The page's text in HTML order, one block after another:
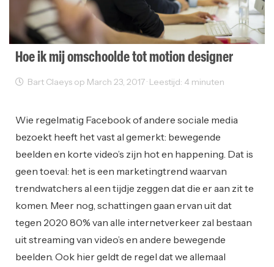
Hoe ik mij omschoolde tot motion designer
Bart Claeys op March 23, 2017 · Leestijd: 4 minuten
Wie regelmatig Facebook of andere sociale media
bezoekt heeft het vast al gemerkt: bewegende
beelden en korte video’s zijn hot en happening. Dat is
geen toeval: het is een marketingtrend waarvan
trendwatchers al een tijdje zeggen dat die er aan zit te
komen. Meer nog, schattingen gaan ervan uit dat
tegen 2020 80% van alle internetverkeer zal bestaan
uit streaming van video’s en andere bewegende
beelden. Ook hier geldt de regel dat we allemaal